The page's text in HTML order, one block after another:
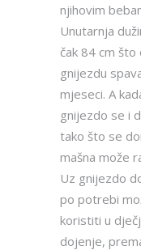
njihovim
Unutarnja
čak 84 cm
gnijezdu
mjeseci. A
gnijezdo se i
tako što se
mašna može
Uz gnijezdo
po potrebi
koristiti u
dojenje,